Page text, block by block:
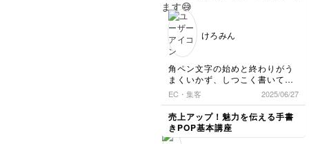
くださってるのが良くわ
ざいます
けろみん
角ペン文字の始めと終わりがう
まくいかず、しつこく書いてま
す😅
EC・集客 2025/06/27
売上アップ！魅力を伝える手書
きPOP基本講座